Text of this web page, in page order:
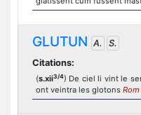
GLUTUN A.
S.
Citations:
(s.xii3/4) De ciel li vint le
ont veintra les glotons